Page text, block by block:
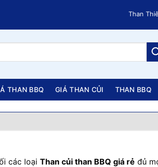
Than
THAN BBQ GIÁ THAN CỦI THAN BBQ
các loại Than củi than BBQ giá rẻ đủ